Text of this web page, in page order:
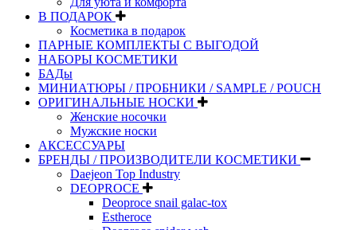
В ПОДАРОК
Косметика в подарок
ПАРНЫЕ КОМПЛЕКТЫ С ВЫГОДОЙ
НАБОРЫ КОСМЕТИКИ
БАДы
МИНИАТЮРЫ / ПРОБНИКИ / SAMPLE / POUCH
ОРИГИНАЛЬНЫЕ НОСКИ
Женские носочки
Мужские носки
АКСЕССУАРЫ
БРЕНДЫ / ПРОИЗВОДИТЕЛИ КОСМЕТИКИ
Daejeon Top Industry
DEOPROCE
Deoproce snail galac-tox
Estheroce